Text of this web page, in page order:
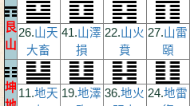
艮
山
26.山天
大畜
41.山澤
損
22.山火
賁
27.山雷
頤
坤 11.地天 19.地澤 36.地火 24.地雷